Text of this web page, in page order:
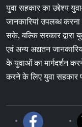
युवा सहकार का उद्देश्य
जानकारियां उपलब्ध
सके, बल्कि सरकार द्वारा
एवं अन्य अद्यतन
के युवाओं का मार्गदर्शन
करने के लिए युवा सहकार